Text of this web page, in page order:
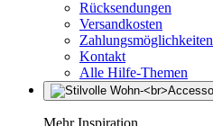
Rücksendungen
Versandkosten
Zahlungsmöglichkeiten
Kontakt
Alle Hilfe-Themen
Mehr Inspiration